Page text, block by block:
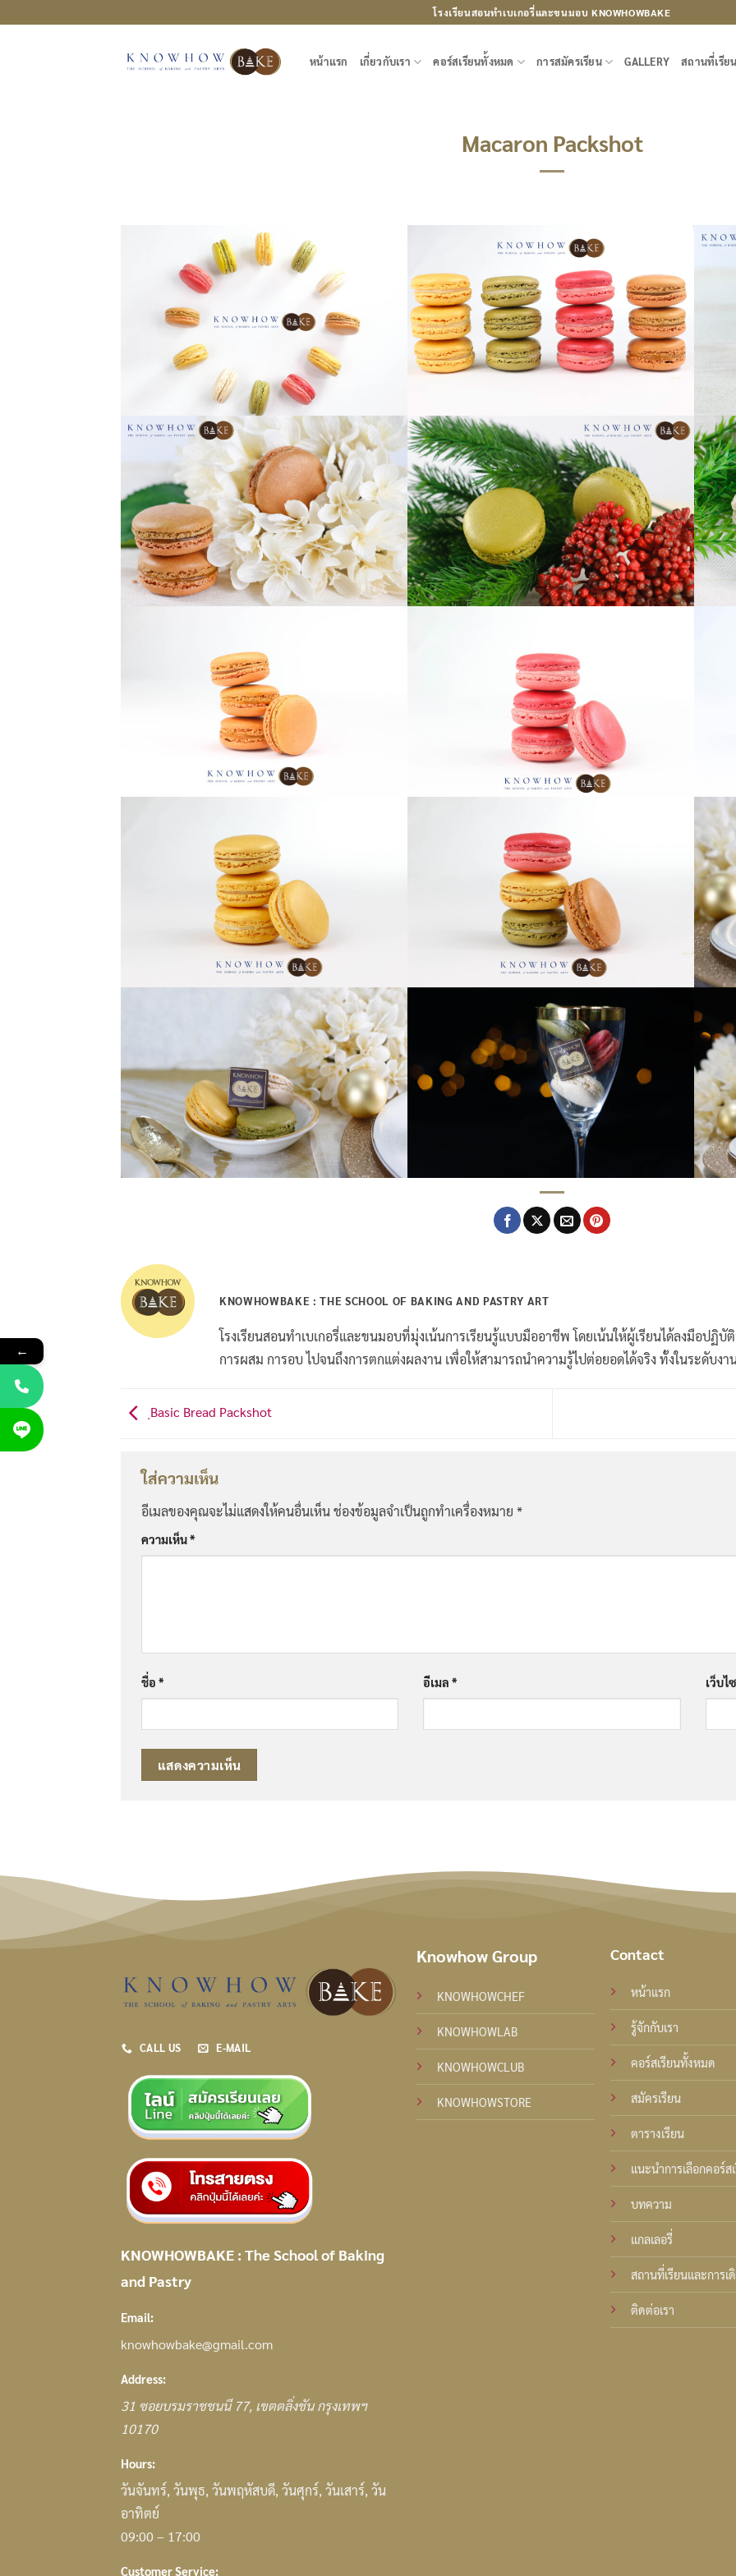
โรงเรียนสอนทำเบเกอรี่และขนมอบ KNOWHOWBAKE
หน้าแรก เกี่ยวกับเรา คอร์สเรียนทั้งหมด การสมัครเรียน GALLERY สถานที่เรีย
Macaron Packshot
KNOWHOWBAKE : THE SCHOOL OF BAKING AND PASTRY ART
โรงเรียนสอนทำเบเกอรี่และขนมอบที่มุ่งเน้นการเรียนรู้แบบมืออาชีพ โดยเน้นให้ผู้เรียนได้ลงมือปฏิ
การผสม การอบ ไปจนถึงการตกแต่งผลงาน เพื่อให้สามารถนำความรู้ไปต่อยอดได้จริง ทั้งในระดับง
ฺBasic Bread Packshot
ใส่ความเห็น
อีเมลของคุณจะไม่แสดงให้คนอื่นเห็นช่องข้อมูลจำเป็นถูกทำเครื่องหมาย *
ความเห็น*
ชื่อ * อีเมล* เว็บไ
CALL US E-MAIL
KNOWHOWBAKE : The School of Baking
and Pastry
Email:
knowhowbake@gmail.com
Address:
31 ซอยบรมราชชนนี 77, เขตตลิ่งชัน กรุงเทพฯ
10170
Hours:
วันจันทร์, วันพุธ, วันพฤหัสบดี, วันศุกร์, วันเสาร์, วัน
อาทิตย์
09:00 – 17:00
Customer Service:
Knowhow Group
KNOWHOWCHEF
KNOWHOWLAB
KNOWHOWCLUB
KNOWHOWSTORE
Contact
หน้าแรก
รู้จักกับเรา
คอร์สเรียนทั้งหมด
สมัครเรียน
ตารางเรียน
แนะนำการเลือกคอร์ส
บทความ
แกลเลอรี่
สถานที่เรียนและการเ
ติดต่อเรา
←